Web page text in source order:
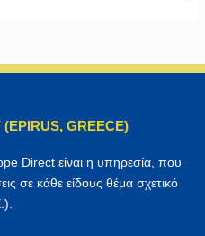
GREECE)
Direct είναι η υπηρεσία, που
σε κάθε είδους θέμα σχετικό